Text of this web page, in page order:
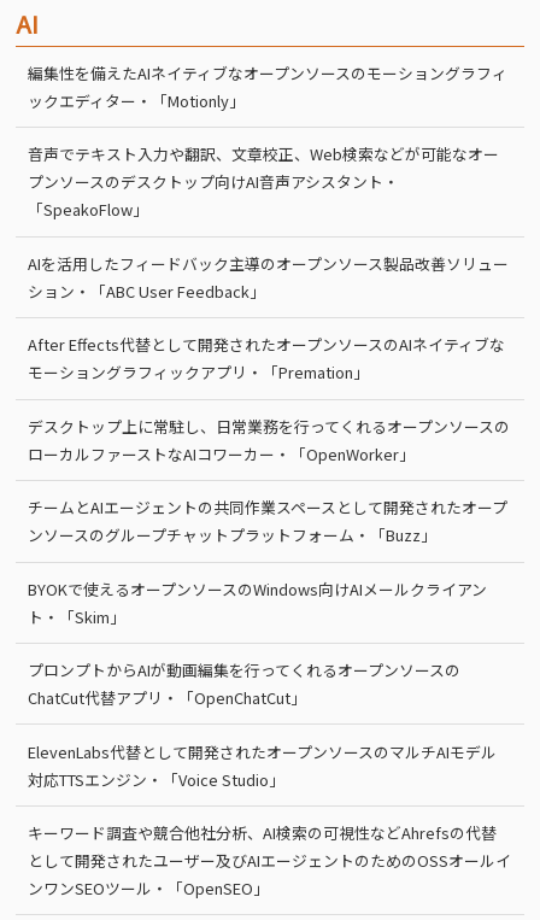
AI
編集性を備えたAIネイティブなオープンソースのモーショングラフィ
ックエディター・「Motionly」
音声でテキスト入力や翻訳、文章校正、Web検索などが可能なオー
プンソースのデスクトップ向けAI音声アシスタント・
「SpeakoFlow」
AIを活用したフィードバック主導のオープンソース製品改善ソリュー
ション・「ABC User Feedback」
After Effects代替として開発されたオープンソースのAIネイティブな
モーショングラフィックアプリ・「Premation」
デスクトップ上に常駐し、日常業務を行ってくれるオープンソースの
ローカルファーストなAIコワーカー・「OpenWorker」
チームとAIエージェントの共同作業スペースとして開発されたオープ
ンソースのグループチャットプラットフォーム・「Buzz」
BYOKで使えるオープンソースのWindows向けAIメールクライアン
ト・「Skim」
プロンプトからAIが動画編集を行ってくれるオープンソースの
ChatCut代替アプリ・「OpenChatCut」
ElevenLabs代替として開発されたオープンソースのマルチAIモデル
対応TTSエンジン・「Voice Studio」
キーワード調査や競合他社分析、AI検索の可視性などAhrefsの代替
として開発されたユーザー及びAIエージェントのためのOSSオールイ
ンワンSEOツール・「OpenSEO」